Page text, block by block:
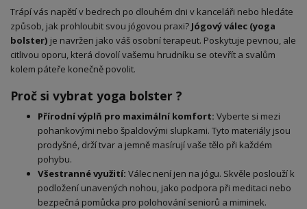
Trápí vás napětí v bedrech po dlouhém dni v kanceláři nebo hledáte
způsob, jak prohloubit svou jógovou praxi? Jógový válec (yoga
bolster) je navržen jako váš osobní terapeut. Poskytuje pevnou, ale
citlivou oporu, která dovolí vašemu hrudníku se otevřít a svalům
kolem páteře konečně povolit.
Proč si vybrat yoga bolster ?
Přírodní výplň pro maximální komfort: Vyberte si mezi
pohankovými nebo špaldovými slupkami. Tyto materiály jsou
prodyšné, drží tvar a jemně masírují vaše tělo při každém
pohybu.
Všestranné využití: Válec není jen na jógu. Skvěle poslouží k
podložení unavených nohou, jako podpora při meditaci nebo
bezpečná pomůcka pro polohování seniorů a miminek.